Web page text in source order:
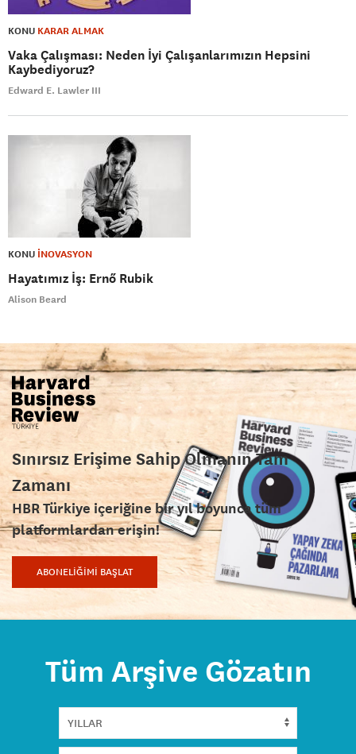
KONU KARAR ALMAK
Vaka Çalışması: Neden İyi Çalışanlarımızın Hepsini
Kaybediyoruz?
Edward E. Lawler III
KONU İNOVASYON
Hayatımız İş: Ernő Rubik
Alison Beard
Sınırsız Erişime Sahip Olmanın Tam
Zamanı
HBR Türkiye içeriğine bir yıl boyunca tüm
platformlardan erişin!
ABONELİĞİMİ BAŞLAT
Tüm Arşive Gözatın